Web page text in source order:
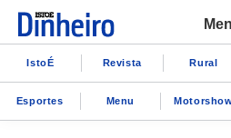
IstoÉ Revista Rural
Esportes Menu